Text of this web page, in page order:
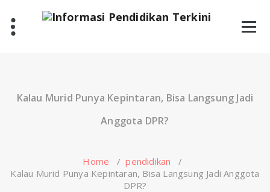
content
Kalau Murid Punya Kepintaran, Bisa Langsung Jadi
Anggota DPR?
Home /pendidikan /
Kalau Murid Punya Kepintaran, Bisa Langsung Jadi Anggota
DPR?